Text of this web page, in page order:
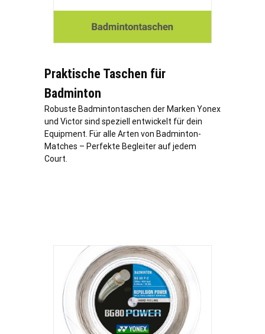
Praktische Taschen für
Badminton
Robuste Badmintontaschen der Marken Yonex
und Victor sind speziell entwickelt für dein
Equipment. Für alle Arten von Badminton-
Matches – Perfekte Begleiter auf jedem
Court.